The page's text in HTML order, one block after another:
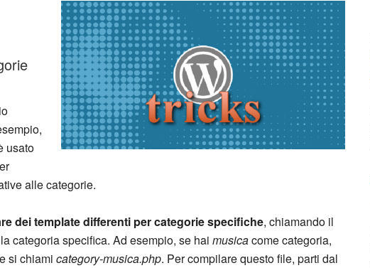
usato
alle categorie.
dei template differenti per categorie specifiche, chiamando il
categoria specifica. Ad esempio, se hai musicacome categoria,
si chiami category-musica.php. Per compilare questo file, parti dal